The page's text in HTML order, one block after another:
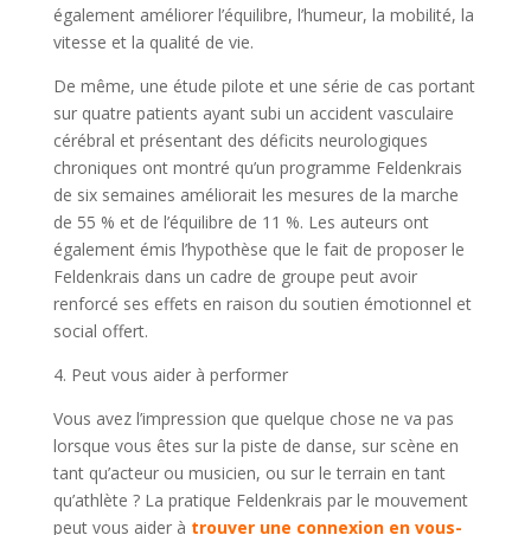
également améliorer l’équilibre, l’humeur, la mobilité, la
vitesse et la qualité de vie.
De même, une étude pilote et une série de cas portant
sur quatre patients ayant subi un accident vasculaire
cérébral et présentant des déficits neurologiques
chroniques ont montré qu’un programme Feldenkrais
de six semaines améliorait les mesures de la marche
de 55 % et de l’équilibre de 11 %. Les auteurs ont
également émis l’hypothèse que le fait de proposer le
Feldenkrais dans un cadre de groupe peut avoir
renforcé ses effets en raison du soutien émotionnel et
social offert.
4. Peut vous aider à performer
Vous avez l’impression que quelque chose ne va pas
lorsque vous êtes sur la piste de danse, sur scène en
tant qu’acteur ou musicien, ou sur le terrain en tant
qu’athlète ? La pratique Feldenkrais par le mouvement
peut vous aider à trouver une connexion en vous-